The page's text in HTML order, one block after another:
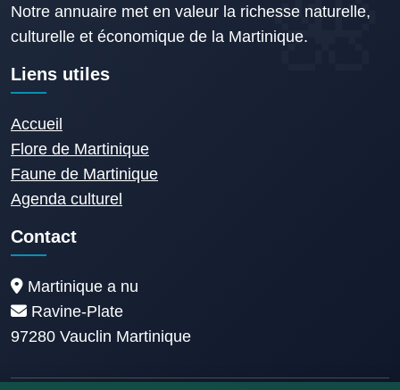
Notre annuaire met en valeur la richesse naturelle,
culturelle et économique de la Martinique.
Liens utiles
Accueil
Flore de Martinique
Faune de Martinique
Agenda culturel
Contact
Martinique a nu
Ravine-Plate
97280 Vauclin Martinique